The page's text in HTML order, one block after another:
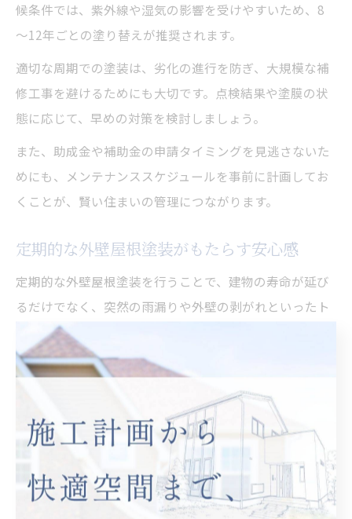
候条件では、紫外線や湿気の影響を受けやすいため、8
～12年ごとの塗り替えが推奨されます。
適切な周期での塗装は、劣化の進行を防ぎ、大規模な補
修工事を避けるためにも大切です。点検結果や塗膜の状
態に応じて、早めの対策を検討しましょう。
また、助成金や補助金の申請タイミングを見逃さないた
めにも、メンテナンススケジュールを事前に計画してお
くことが、賢い住まいの管理につながります。
定期的な外壁屋根塗装がもたらす安心感
定期的な外壁屋根塗装を行うことで、建物の寿命が延び
るだけでなく、突然の雨漏りや外壁の剥がれといったト
ラブルを未然に防げます。住まいの安全性が高まるた
め、家族全員が安心して暮らせる環境が整います。
また、計画的な塗装は資産価値維持にも直結し、将来的
な売却時にも有利に働きます。実際に、定期的なメンテ
ナンスを続けた住宅では、突発的な修繕費の発生が抑え
られ、家計にも優しい結果となった事例が多く報告され
ています。